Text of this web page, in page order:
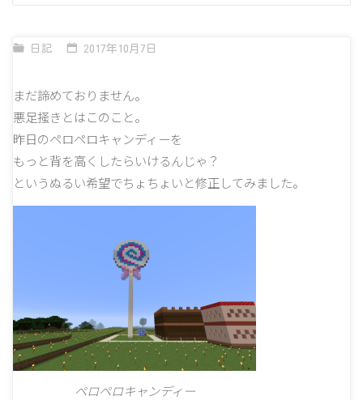
日記 2017年10月7日
まだ諦めておりません。
悪足掻きとはこのこと。
昨日のペロペロキャンディーを
もっと背を高くしたらいけるんじゃ？
というぬるい希望でちょちょいと修正してみました。
ペロペロキャンディー